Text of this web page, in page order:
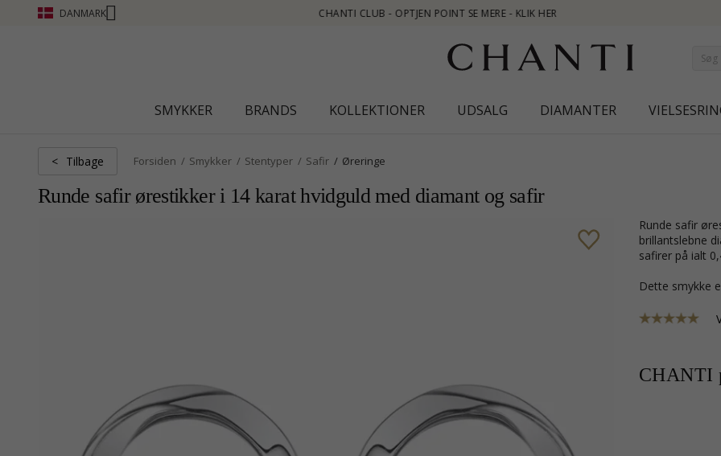
DANMARK
CLUB - OPTJEN POINT SE MERE - KLIK HER
SMYKKER BRANDS KOLLEKTIONER UDSALG DIAMANTER
< Tilbage Forsiden Smykker Stentyper Safir Øreringe
Runde safir ørestikker i 14 karat hvidguld med diamant og safir
runde safir ørestikker i 14 karat hvidguld med blank overflade og 14
brillantslebne
safirer på ialt
Dette smykke
CHANTI